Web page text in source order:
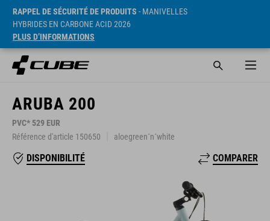
RAPPEL DE SÉCURITÉ DE PRODUITS - MANIVELLES
HYBRIDES EN CARBONE ACID 2026
PLUS D’INFORMATIONS
ARUBA 200
PVC* 529 EUR
Référence d'article 150650
aloegreen´n´white
DISPONIBILITÉ COMPARER